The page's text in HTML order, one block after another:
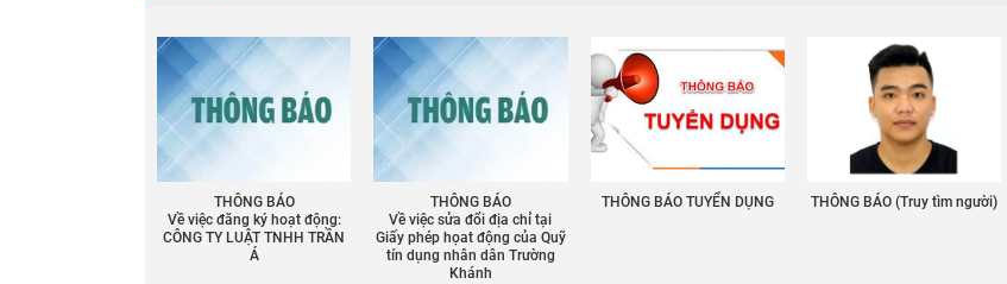
THÔNG BÁO
Về việc đăng ký hoạt động:
CÔNG TY LUẬT TNHH TRẦN
Á
THÔNG BÁO
Về việc sửa đổi địa chỉ tại
Giấy phép họat động của Quỹ
tín dụng nhân dân Trường
Khánh
THÔNG BÁO TUYỂN DỤNG THÔNG BÁO (Truy tìm người)